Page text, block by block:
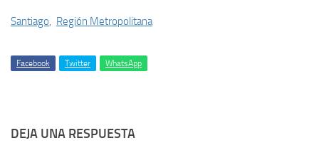
Santiago, Región Metropolitana
Facebook Twitter WhatsApp
DEJA UNA RESPUESTA